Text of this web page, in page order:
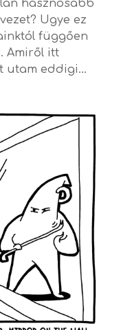
hasznosabb
Ugye ez
függően
Amiről itt
utam eddigi...